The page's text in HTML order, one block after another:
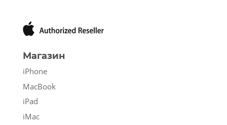
Магазин
iPhone
MacBook
iPad
iMac